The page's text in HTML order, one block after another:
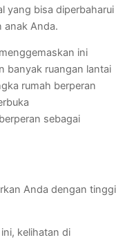
yang bisa diperbaharui
anak Anda.
ini
banyak ruangan lantai
rumah berperan
sebagai
Anda dengan tinggi
kelihatan di